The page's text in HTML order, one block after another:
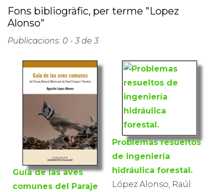
Fons bibliogràfic, per terme "Lopez
Alonso"
Publicacions: 0 - 3 de 3
Guía de las aves
comunes del Paraje
Problemas resueltos
de ingeniería
hidráulica forestal.
López Alonso, Raúl